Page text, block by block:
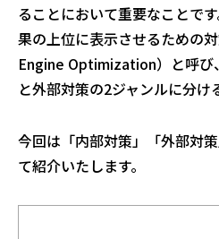
ることにおいて重要なことで
果の上位に表示させるための
Engine Optimization）と呼び
と外部対策の2ジャンルに分け
今回は「内部対策」「外部対
て紹介いたします。